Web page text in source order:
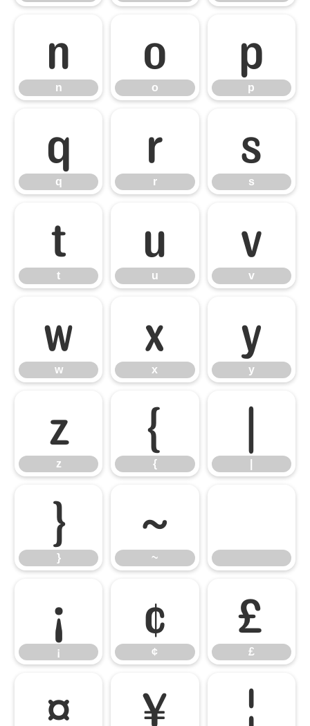
n
n o
o p
p
q
q r
r s
s
t
t u
u v
v
w
w x
x y
y
z
z {
{ |
}
} ~
~
¡
¡ ¢
¢ £
£
¤ ¥ ¦